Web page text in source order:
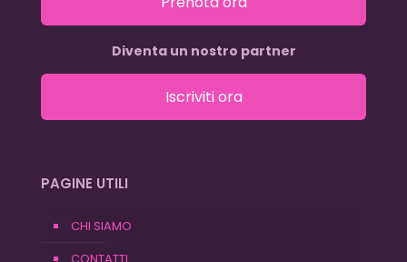
Diventa un nostro partner
Iscriviti ora
PAGINE UTILI
CHI SIAMO